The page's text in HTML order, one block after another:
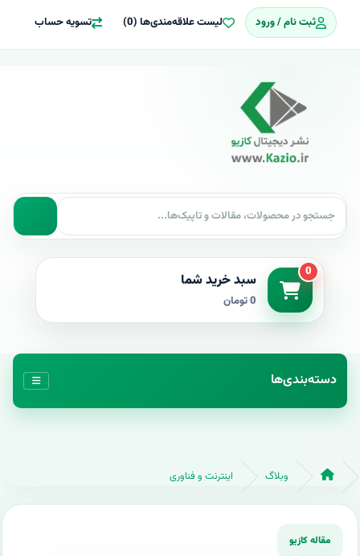
ثبت نام / ورود لیست علاقه‌مندی‌ها (0) تسویه حساب
0 سبد خرید شما
0 تومان
دسته‌بندی‌ها
وبلاگ اینترنت و فناوری